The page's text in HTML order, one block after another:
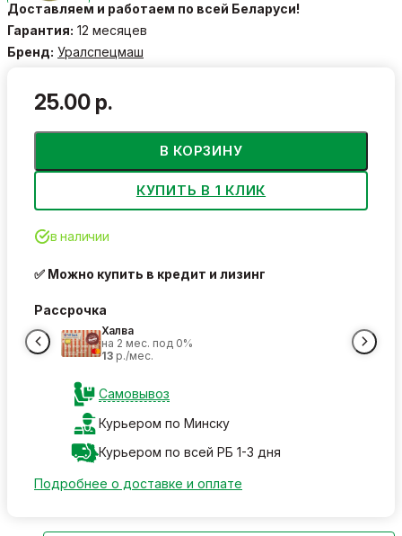
Доставляем и работаем по всей Беларуси!
Гарантия: 12 месяцев
Бренд: Уралспецмаш
25.00 р.
В КОРЗИНУ
КУПИТЬ В 1 КЛИК
в наличии
✅ Можно купить в кредит и лизинг
Рассрочка
Халва
на 2 мес. под 0%
13 р./мес.
Самовывоз
Курьером по Минску
Курьером по всей РБ 1-3 дня
Подробнее о доставке и оплате